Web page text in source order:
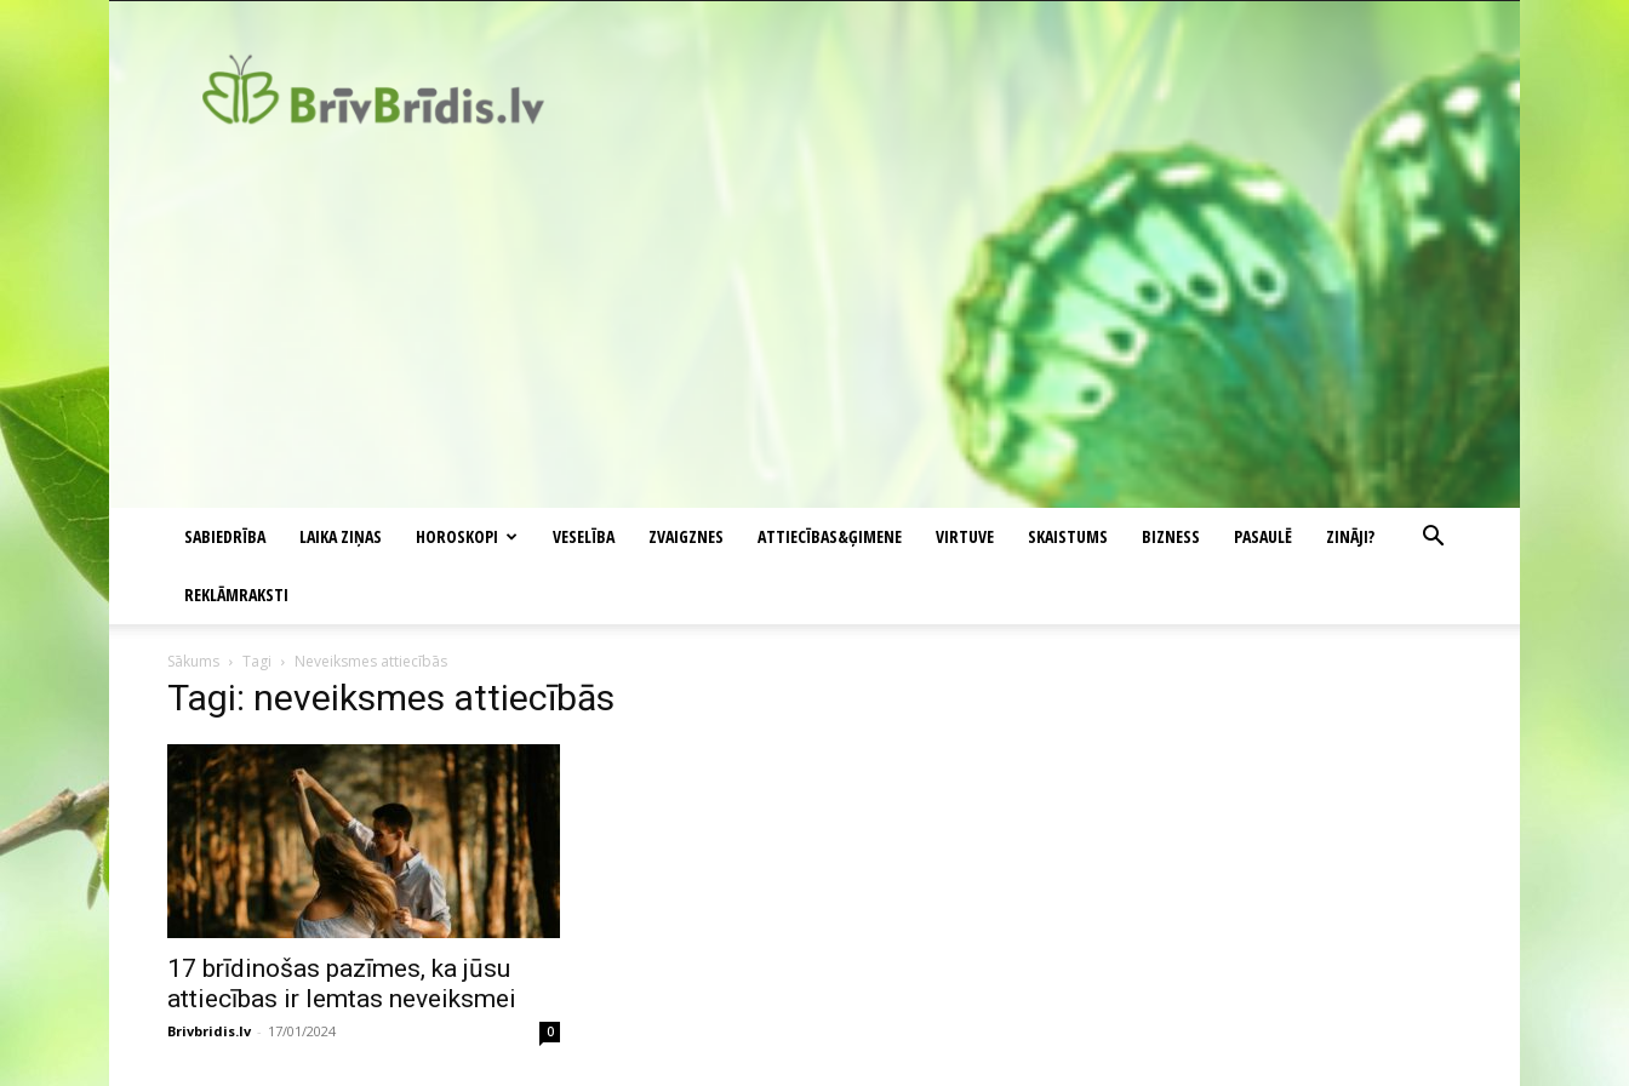
SABIEDRĪBA LAIKA ZIŅAS HOROSKOPI VESELĪBA ZVAIGZNES ATTIECĪBAS&ĢIMENE VIRTUVE SKAISTUMS BIZNESS PASAULĒ ZINĀJI?
REKLĀMRAKSTI
Sākums Tagi Neveiksmes attiecībās
Tagi: neveiksmes attiecībās
17 brīdinošas pazīmes, ka jūsu
attiecības ir lemtas neveiksmei
Brivbridis.lv - 17/01/2024 0